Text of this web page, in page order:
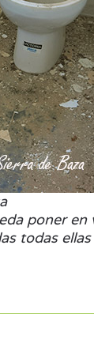
poner
todas